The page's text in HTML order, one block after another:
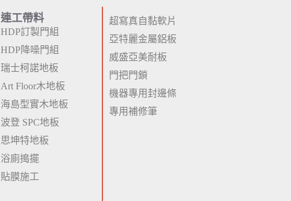
連工帶料
HDP訂製門組
HDP降噪門組
瑞士柯諾地板
Art Floor木地板
海島型實木地板
波登 SPC地板
思坤特地板
浴廁搗擺
貼膜施工
超寫真自黏軟片
亞特麗金屬鋁板
威盛亞美耐板
門把門鎖
機器專用封邊條
專用補修筆